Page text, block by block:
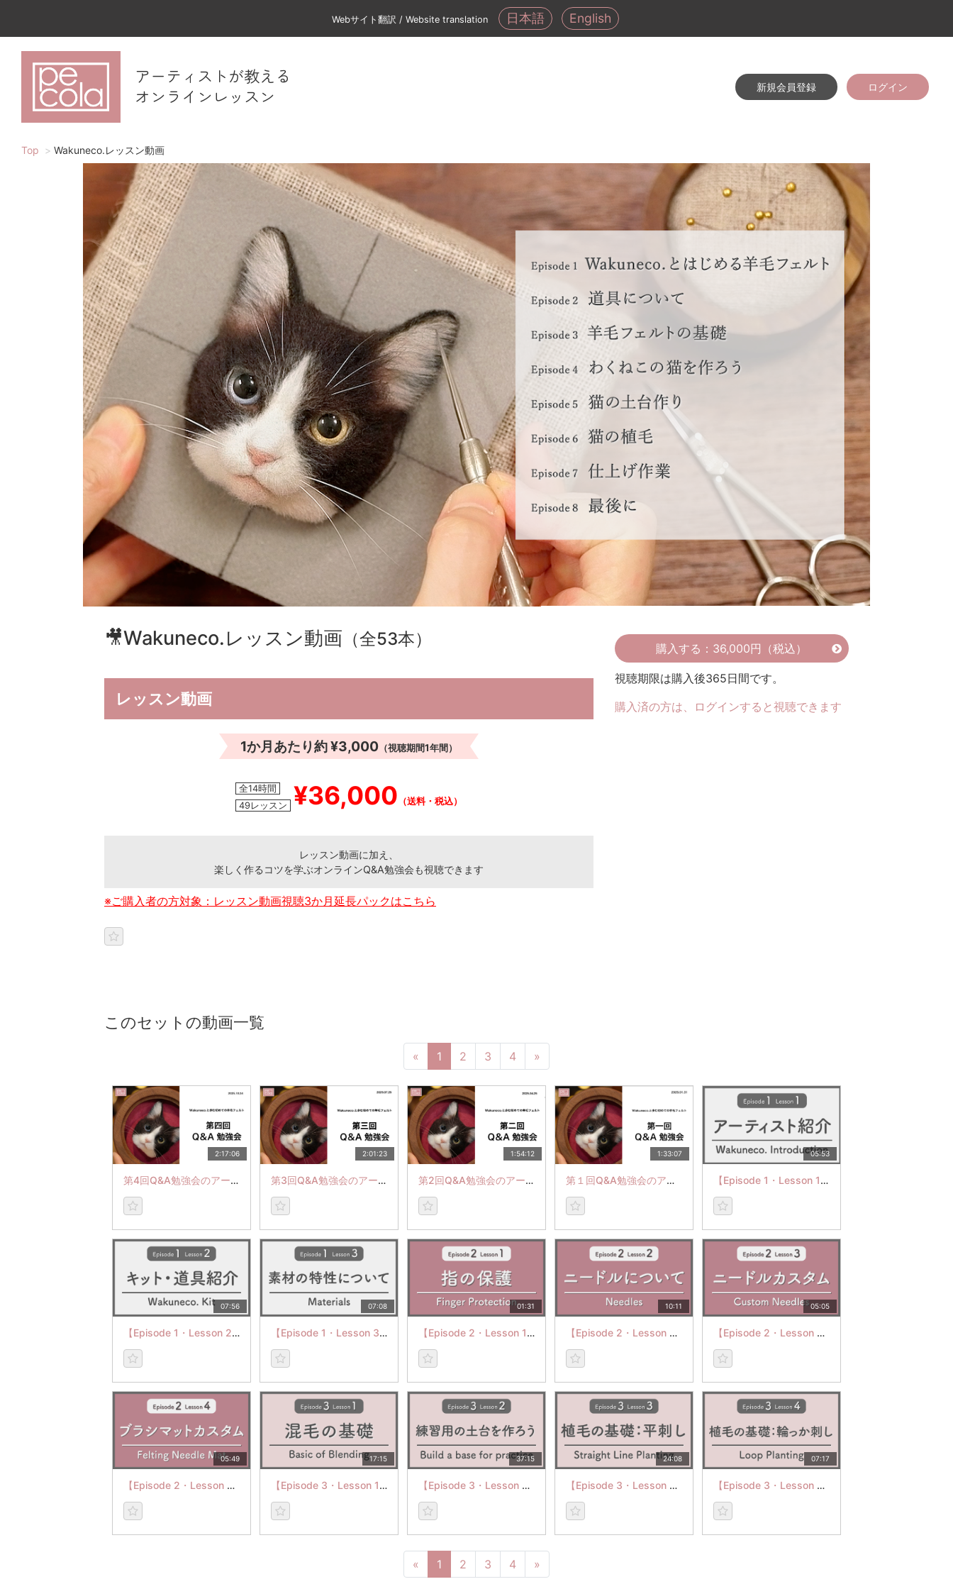
Webサイト翻訳 / Website translation 日本語 English
アーティストが教える
オンラインレッスン
新規会員登録 ログイン
Top Wakuneco.レッスン動画
🎥Wakuneco.レッスン動画 （全53本）
レッスン動画
1か月あたり約¥3,000 （視聴期間1年間）
全14時間
49レッスン
¥36,000 （送料・税込）
レッスン動画に加え、
楽しく作るコツを学ぶオンラインQ&A勉強会も視聴できます
※ご購入者の方対象：レッスン動画視聴3か月延長パックはこちら
購入する：36,000円（税込）
視聴期限は購入後365日間です。
購入済の方は、ログインすると視聴できます
このセットの動画一覧
« 1 2 3 4 »
2:17:06
第4回Q&A勉強会のアーカイブ
2:01:23
第3回Q&A勉強会のアーカイブ
1:54:12
第2回Q&A勉強会のアーカイブ
1:33:07
第１回Q&A勉強会のアーカイブ
05:53
【Episode 1・Lesson 1】アーティスト紹介 羊毛フェルトに命を吹き込む"Wakuneco."
07:56
【Episode 1・Lesson 2】キット・道具紹介
07:08
【Episode 1・Lesson 3】素材の特性について
01:31
【Episode 2・Lesson 1】初心者の方へ：指の保護
10:11
【Episode 2・Lesson 2】ニードルについて
05:05
【Episode 2・Lesson 3】ニードルカスタム
05:49
【Episode 2・Lesson 4】ブラシマットカスタム
17:15
【Episode 3・Lesson 1】混毛の基礎
37:15
【Episode 3・Lesson 2】植毛の基礎：練習用の土台を作ろう
24:08
【Episode 3・Lesson 3】植毛の基礎：平刺し
07:17
【Episode 3・Lesson 4】植毛の基礎：輪っか刺し
« 1 2 3 4 »